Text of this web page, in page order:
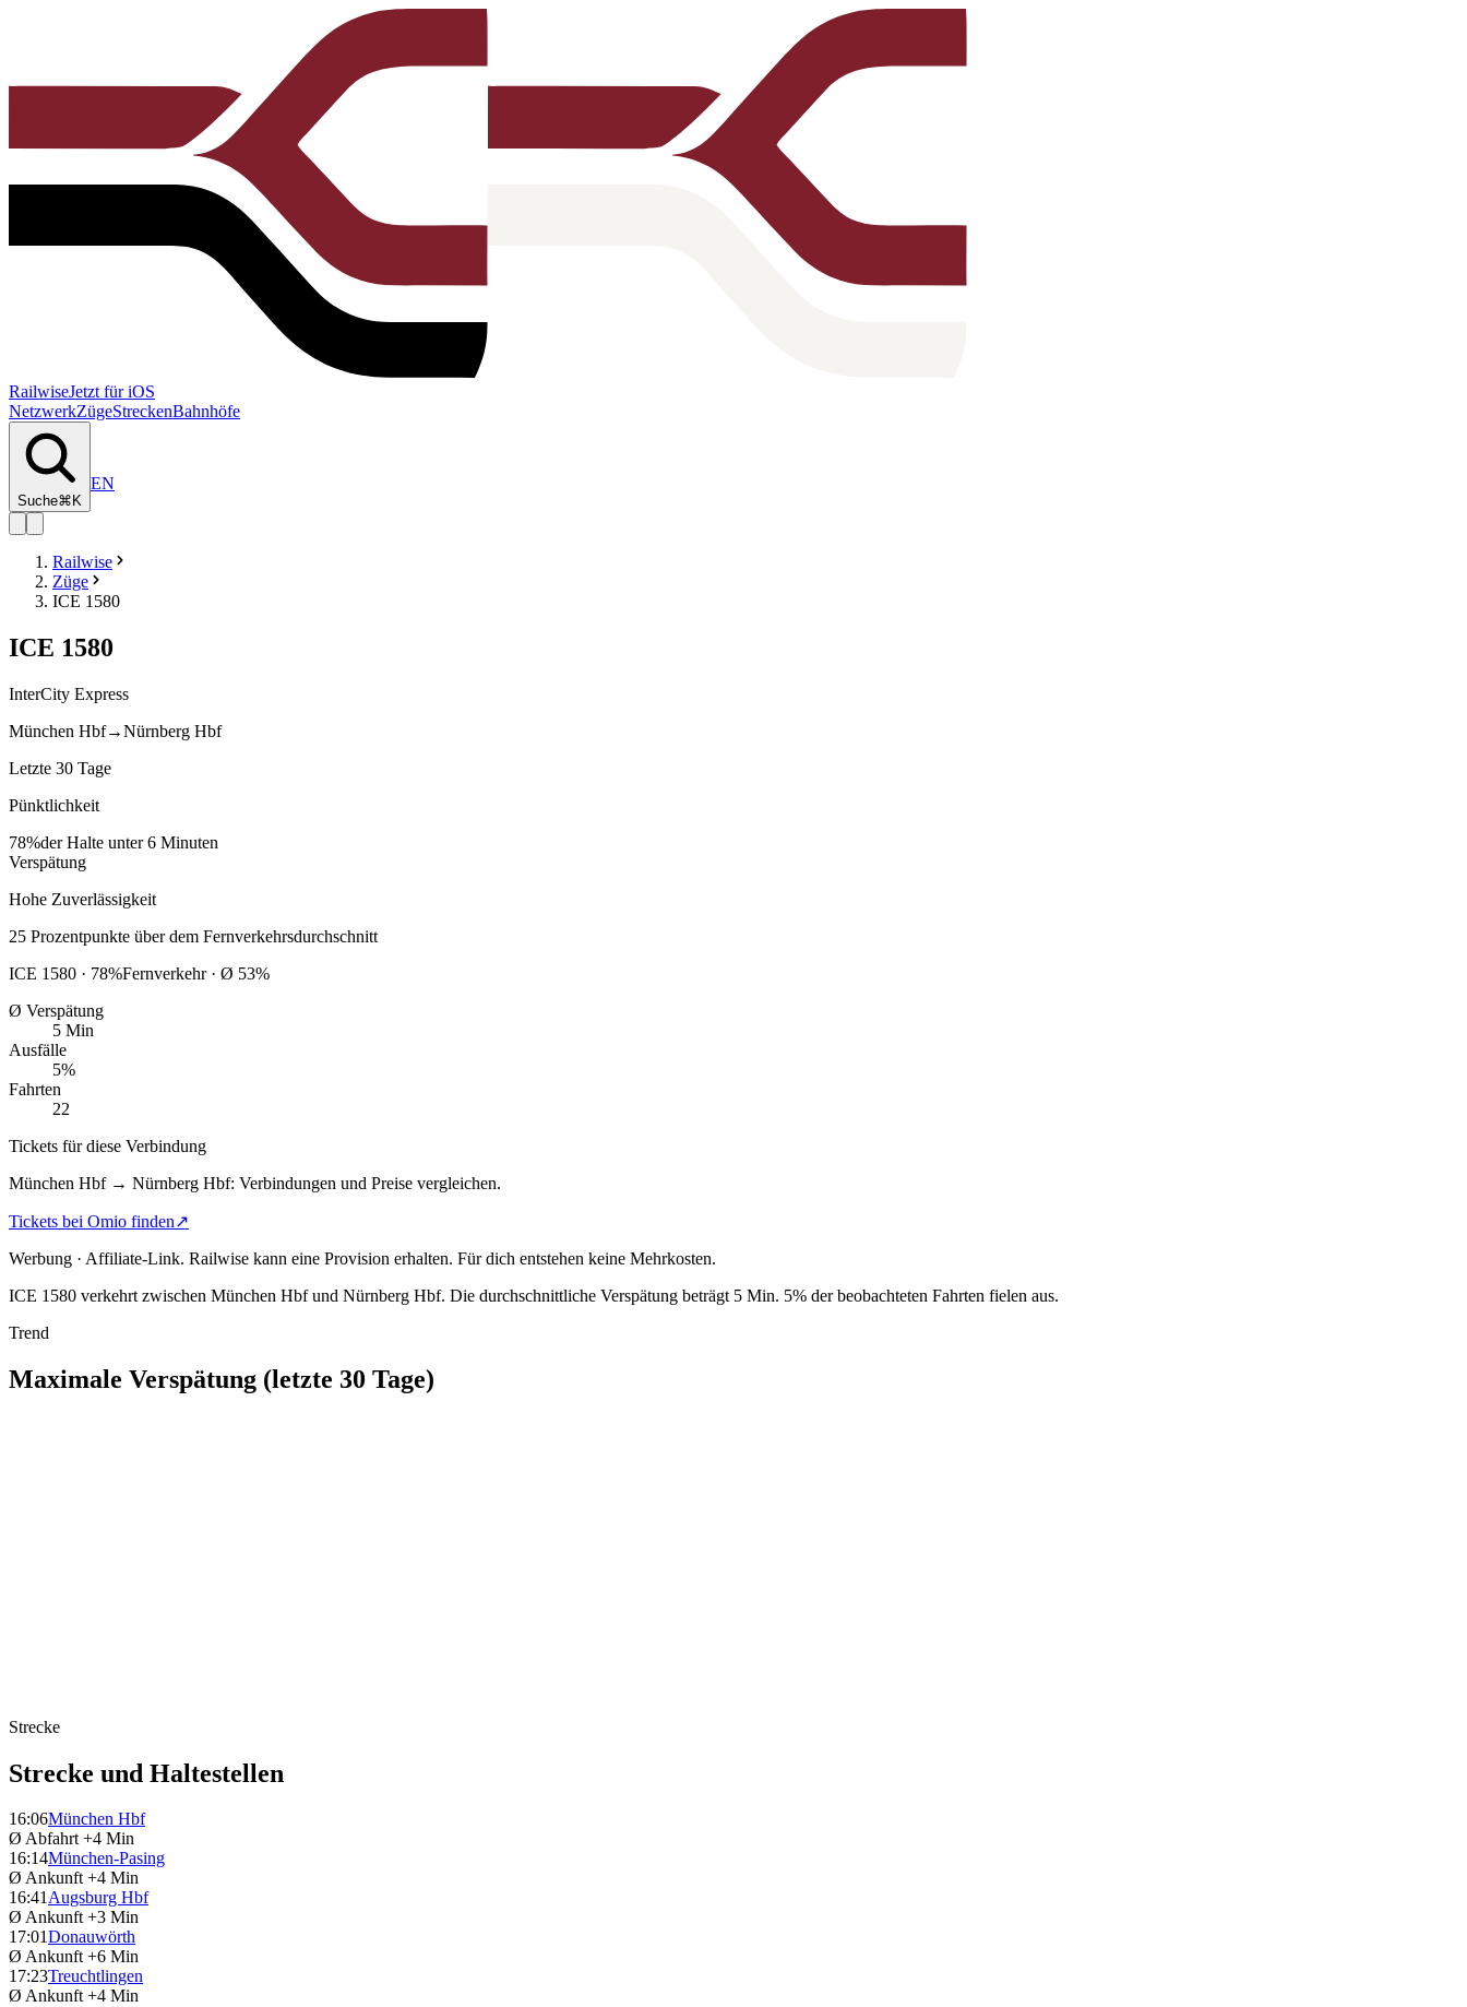
RailwiseJetzt für iOS
NetzwerkZügeStreckenBahnhöfe
Suche⌘K
EN
Railwise
Züge
ICE 1580
ICE 1580
InterCity Express
München Hbf→Nürnberg Hbf
Letzte 30 Tage
Pünktlichkeit
78%der Halte unter 6 Minuten
Verspätung
Hohe Zuverlässigkeit
25 Prozentpunkte über dem Fernverkehrsdurchschnitt
ICE 1580 · 78%Fernverkehr · Ø 53%
Ø Verspätung
5 Min
Ausfälle
5%
Fahrten
22
Tickets für diese Verbindung
München Hbf → Nürnberg Hbf: Verbindungen und Preise vergleichen.
Tickets bei Omio finden↗
Werbung · Affiliate-Link. Railwise kann eine Provision erhalten. Für dich entstehen keine Mehrkosten.
ICE 1580 verkehrt zwischen München Hbf und Nürnberg Hbf. Die durchschnittliche Verspätung beträgt 5 Min. 5% der beobachteten Fahrten fielen aus.
Trend
Maximale Verspätung (letzte 30 Tage)
Strecke
Strecke und Haltestellen
16:06München Hbf
Ø Abfahrt +4 Min
16:14München-Pasing
Ø Ankunft +4 Min
16:41Augsburg Hbf
Ø Ankunft +3 Min
17:01Donauwörth
Ø Ankunft +6 Min
17:23Treuchtlingen
Ø Ankunft +4 Min